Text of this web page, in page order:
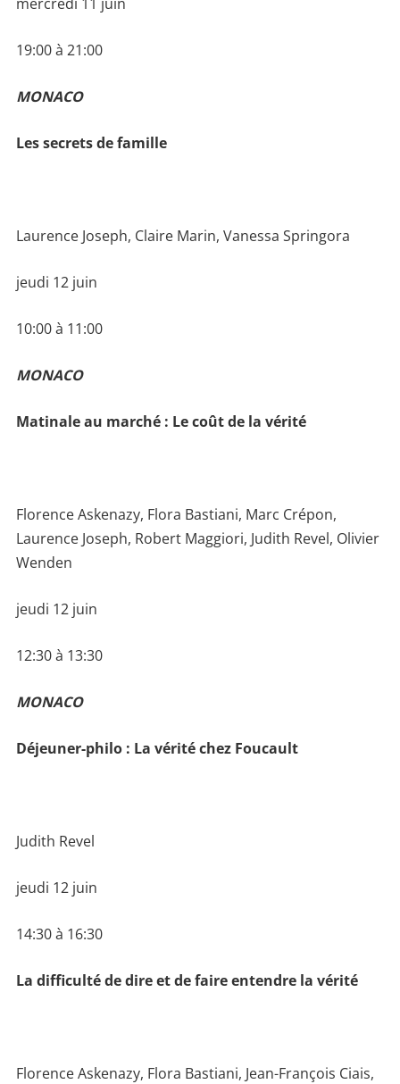
19:00 à 21:00
MONACO
Les secrets de famille
Laurence Joseph, Claire Marin, Vanessa Springora
jeudi 12 juin
10:00 à 11:00
MONACO
Matinale au marché : Le coût de la vérité
Florence Askenazy, Flora Bastiani, Marc Crépon,
Laurence Joseph, Robert Maggiori, Judith Revel, Olivier
Wenden
jeudi 12 juin
12:30 à 13:30
MONACO
Déjeuner-philo : La vérité chez Foucault
Judith Revel
jeudi 12 juin
14:30 à 16:30
La difficulté de dire et de faire entendre la vérité
Florence Askenazy, Flora Bastiani, Jean-François Ciais,